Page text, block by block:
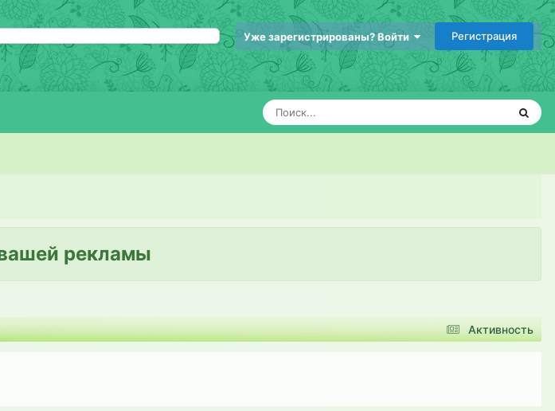
Уже зарегистрированы? Войти Регистрация
рекламы
Активность